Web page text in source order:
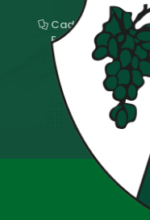
Cadets
Cadettes
Espoirs
Féminines,
Saison